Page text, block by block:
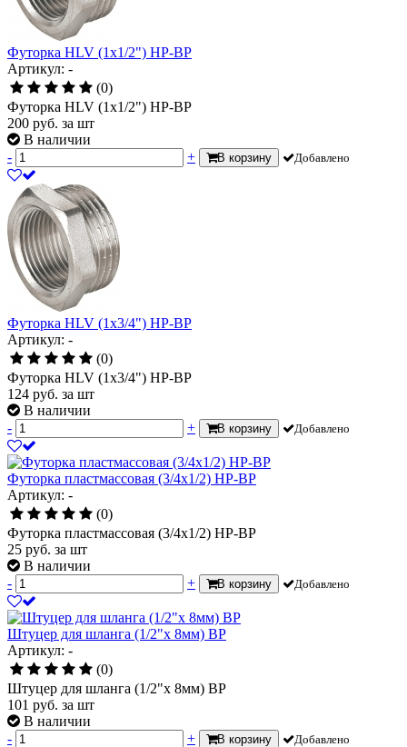
Футорка HLV (1х1/2") НР-ВР
Артикул: -
(0)
Футорка HLV (1х1/2") НР-ВР
200 руб. за шт
В наличии
-
+ В корзину Добавлено
Футорка HLV (1х3/4") НР-ВР
Артикул: -
(0)
Футорка HLV (1х3/4") НР-ВР
124 руб. за шт
В наличии
-
+ В корзину Добавлено
Футорка пластмассовая (3/4х1/2) НР-ВР
Артикул: -
(0)
Футорка пластмассовая (3/4х1/2) НР-ВР
25 руб. за шт
В наличии
-
+ В корзину Добавлено
Штуцер для шланга (1/2"х 8мм) ВР
Артикул: -
(0)
Штуцер для шланга (1/2"х 8мм) ВР
101 руб. за шт
В наличии
-
+ В корзину Добавлено